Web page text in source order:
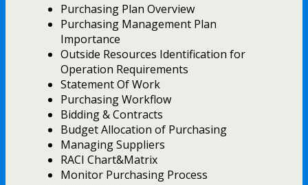
Purchasing Plan Overview
Purchasing Management Plan
Importance
Outside Resources Identification for
Operation Requirements
Statement Of Work
Purchasing Workflow
Bidding & Contracts
Budget Allocation of Purchasing
Managing Suppliers
RACI Chart&Matrix
Monitor Purchasing Process